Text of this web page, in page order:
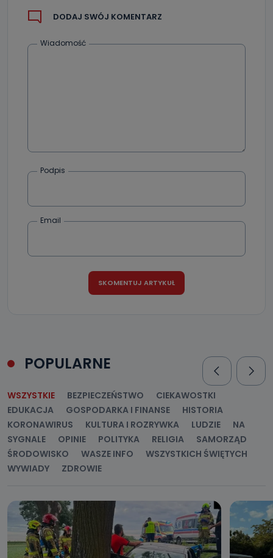
DODAJ SWÓJ KOMENTARZ
Wiadomość
Podpis
Email
POPULARNE
WSZYSTKIE BEZPIECZEŃSTWO
CIEKAWOSTKI
EDUKACJA
GOSPODARKA I FINANSE
HISTORIA
KORONAWIRUS
KULTURA I ROZRYWKA LUDZIE
NA
SYGNALE
OPINIE POLITYKA RELIGIA
SAMORZĄD
ŚRODOWISKO
WASZE INFO
WSZYSTKICH ŚWIĘTYCH
WYWIADY
ZDROWIE